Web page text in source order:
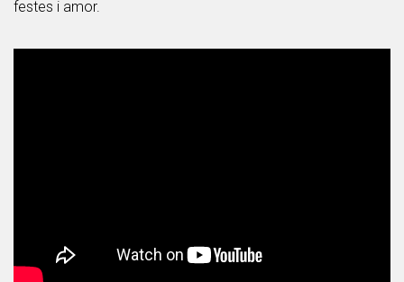
festes i amor.